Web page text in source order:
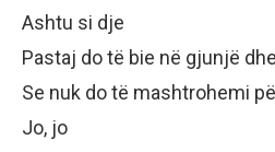
Ashtu si dje
Pastaj do të bie në gjunjë
Se nuk do të mashtrohemi
Jo, jo